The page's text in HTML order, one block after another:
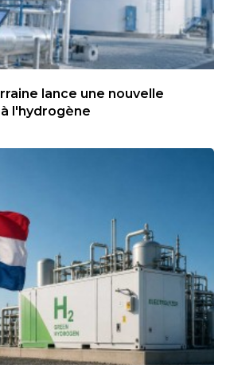
lance une nouvelle
l'hydrogène